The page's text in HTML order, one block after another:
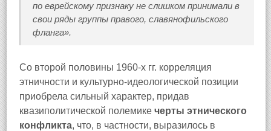
по еврейскому признаку не слишком принимали в
свои ряды группы правого, славянофильского
фланга».
Со второй половины 1960-х гг. корреляция
этничности и культурно-идеологической позиции
приобрела сильный характер, придав
квазиполитической полемике черты этнического
конфликта, что, в частности, выразилось в